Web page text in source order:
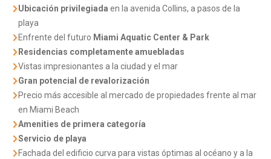
Ubicación privilegiada en la avenida Collins, a pasos de la
playa
Enfrente del futuro Miami Aquatic Center & Park
Residencias completamente amuebladas
Vistas impresionantes a la ciudad y el mar
Gran potencial de revalorización
Precio más accesible al mercado de propiedades frente al mar
en Miami Beach
Amenities de primera categoría
Servicio de playa
Fachada del edificio curva para vistas óptimas al océano y a la